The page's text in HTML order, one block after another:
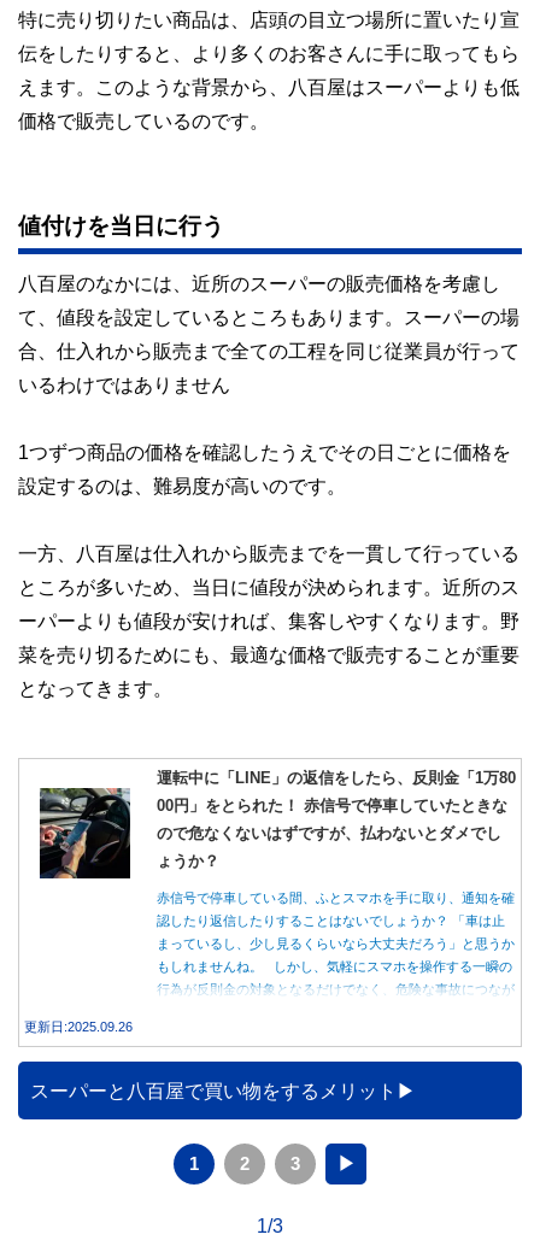
特に売り切りたい商品は、店頭の目立つ場所に置いたり宣
伝をしたりすると、より多くのお客さんに手に取ってもら
えます。このような背景から、八百屋はスーパーよりも低
価格で販売しているのです。
値付けを当日に行う
八百屋のなかには、近所のスーパーの販売価格を考慮し
て、値段を設定しているところもあります。スーパーの場
合、仕入れから販売まで全ての工程を同じ従業員が行って
いるわけではありません
1つずつ商品の価格を確認したうえでその日ごとに価格を
設定するのは、難易度が高いのです。
一方、八百屋は仕入れから販売までを一貫して行っている
ところが多いため、当日に値段が決められます。近所のス
ーパーよりも値段が安ければ、集客しやすくなります。野
菜を売り切るためにも、最適な価格で販売することが重要
となってきます。
運転中に「LINE」の返信をしたら、反則金「1万80
00円」をとられた！ 赤信号で停車していたときな
ので危なくないはずですが、払わないとダメでし
ょうか？
赤信号で停車している間、ふとスマホを手に取り、通知を確
認したり返信したりすることはないでしょうか？ 「車は止
まっているし、少し見るくらいなら大丈夫だろう」と思うか
もしれませんね。 しかし、気軽にスマホを操作する一瞬の
行為が反則金の対象となるだけでなく、危険な事故につなが
更新日:2025.09.26
スーパーと八百屋で買い物をするメリット
1 2 3 ▶
1/3